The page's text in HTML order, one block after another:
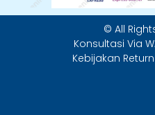
© All
Konsultasi Via
Kebijakan